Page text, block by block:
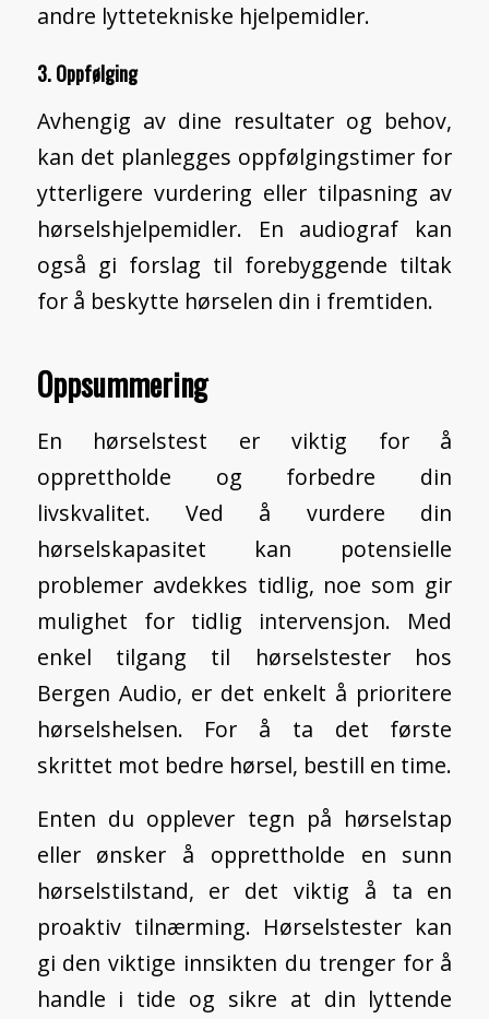
andre lyttetekniske hjelpemidler.
3. Oppfølging
Avhengig av dine resultater og behov,
kan det planlegges oppfølgingstimer for
ytterligere vurdering eller tilpasning av
hørselshjelpemidler. En audiograf kan
også gi forslag til forebyggende tiltak
for å beskytte hørselen din i fremtiden.
Oppsummering
En hørselstest er viktig for å
opprettholde og forbedre din
livskvalitet. Ved å vurdere din
hørselskapasitet kan potensielle
problemer avdekkes tidlig, noe som gir
mulighet for tidlig intervensjon. Med
enkel tilgang til hørselstester hos
Bergen Audio, er det enkelt å prioritere
hørselshelsen. For å ta det første
skrittet mot bedre hørsel, bestill en time.
Enten du opplever tegn på hørselstap
eller ønsker å opprettholde en sunn
hørselstilstand, er det viktig å ta en
proaktiv tilnærming. Hørselstester kan
gi den viktige innsikten du trenger for å
handle i tide og sikre at din lyttende